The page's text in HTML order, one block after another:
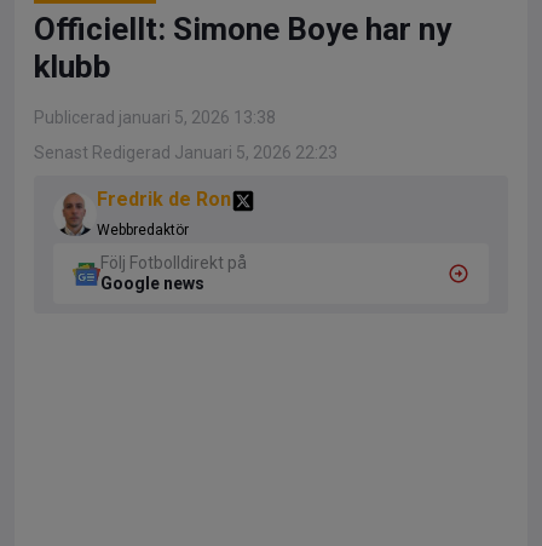
Officiellt: Simone Boye har ny
klubb
Publicerad januari 5, 2026 13:38
Senast Redigerad Januari 5, 2026 22:23
Fredrik de Ron
Webbredaktör
Följ Fotbolldirekt på
Google news